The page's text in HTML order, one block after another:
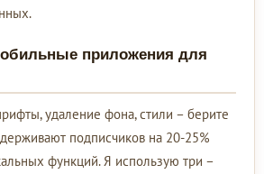
приложения для
удаление фона, стили – берите
подписчиков на 20-25%
функций. Я использую три –